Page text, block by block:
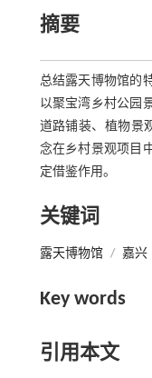
摘要
总结露天博物馆的
以聚宝湾乡村公园
道路铺装、植物景
念在乡村景观项目
定借鉴作用。
关键词
露天博物馆 / 嘉兴
Key words
引用本文